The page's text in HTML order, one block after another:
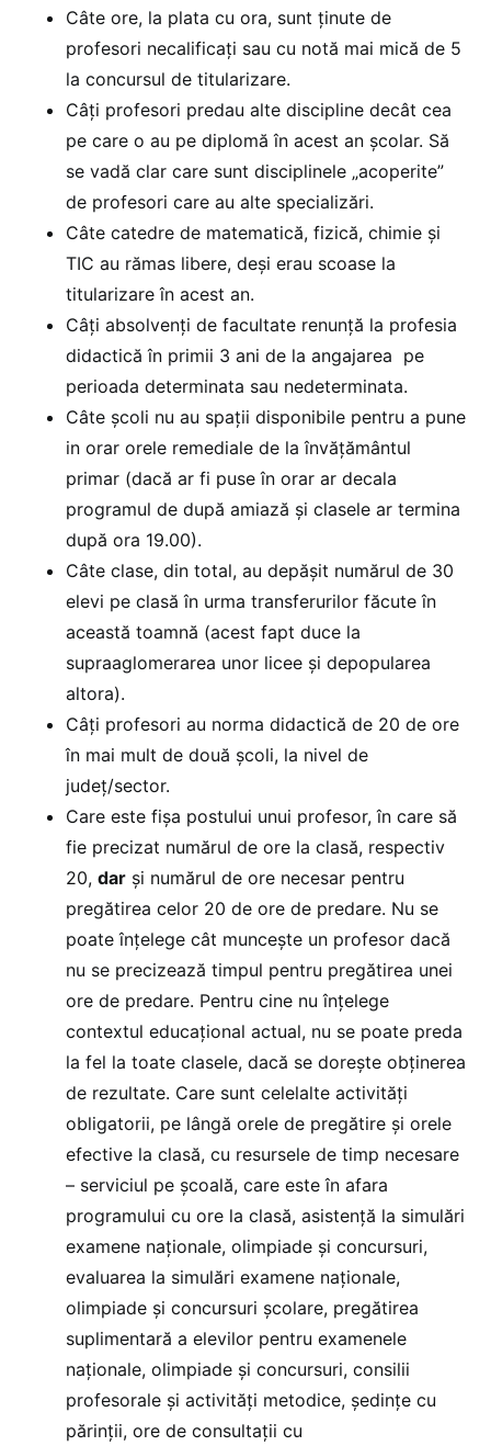
Câte ore, la plata cu ora, sunt ținute de
profesori necalificați sau cu notă mai mică de 5
la concursul de titularizare.
Câți profesori predau alte discipline decât cea
pe care o au pe diplomă în acest an școlar. Să
se vadă clar care sunt disciplinele „acoperite”
de profesori care au alte specializări.
Câte catedre de matematică, fizică, chimie și
TIC au rămas libere, deși erau scoase la
titularizare în acest an.
Câți absolvenți de facultate renunță la profesia
didactică în primii 3 ani de la angajarea pe
perioada determinata sau nedeterminata.
Câte școli nu au spații disponibile pentru a pune
in orar orele remediale de la învățământul
primar (dacă ar fi puse în orar ar decala
programul de după amiază și clasele ar termina
după ora 19.00).
Câte clase, din total, au depășit numărul de 30
elevi pe clasă în urma transferurilor făcute în
această toamnă (acest fapt duce la
supraaglomerarea unor licee și depopularea
altora).
Câți profesori au norma didactică de 20 de ore
în mai mult de două școli, la nivel de
județ/sector.
Care este fișa postului unui profesor, în care să
fie precizat numărul de ore la clasă, respectiv
20, dar și numărul de ore necesar pentru
pregătirea celor 20 de ore de predare. Nu se
poate înțelege cât muncește un profesor dacă
nu se precizează timpul pentru pregătirea unei
ore de predare. Pentru cine nu înțelege
contextul educațional actual, nu se poate preda
la fel la toate clasele, dacă se dorește obținerea
de rezultate. Care sunt celelalte activități
obligatorii, pe lângă orele de pregătire și orele
efective la clasă, cu resursele de timp necesare
– serviciul pe școală, care este în afara
programului cu ore la clasă, asistență la simulări
examene naționale, olimpiade și concursuri,
evaluarea la simulări examene naționale,
olimpiade și concursuri școlare, pregătirea
suplimentară a elevilor pentru examenele
naționale, olimpiade și concursuri, consilii
profesorale și activități metodice, ședințe cu
părinții, ore de consultații cu